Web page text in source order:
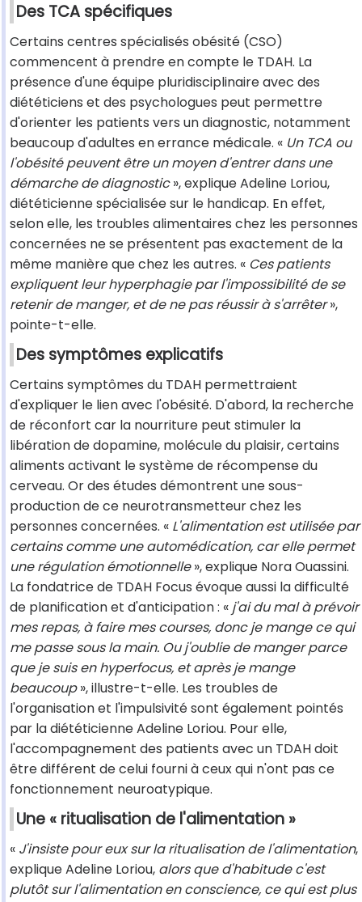
Des TCA spécifiques
Certains centres spécialisés obésité (CSO)
commencent à prendre en compte le TDAH. La
présence d'une équipe pluridisciplinaire avec des
diététiciens et des psychologues peut permettre
d'orienter les patients vers un diagnostic, notamment
beaucoup d'adultes en errance médicale. « Un TCA ou
l'obésité peuvent être un moyen d'entrer dans une
démarche de diagnostic», explique Adeline Loriou,
diététicienne spécialisée sur le handicap. En effet,
selon elle, les troubles alimentaires chez les personnes
concernées ne se présentent pas exactement de la
même manière que chez les autres. « Ces patients
expliquent leur hyperphagie par l'impossibilité de se
retenir de manger, et de ne pas réussir à s'arrêter»,
pointe-t-elle.
Des symptômes explicatifs
Certains symptômes du TDAH permettraient
d'expliquer le lien avec l'obésité. D'abord, la recherche
de réconfort car la nourriture peut stimuler la
libération de dopamine, molécule du plaisir, certains
aliments activant le système de récompense du
cerveau. Or des études démontrent une sous-
production de ce neurotransmetteur chez les
personnes concernées. « L'alimentation est utilisée par
certains comme une automédication, car elle permet
une régulation émotionnelle», explique Nora Ouassini.
La fondatrice de TDAH Focus évoque aussi la difficulté
de planification et d'anticipation : « j'ai du mal à prévoir
mes repas, à faire mes courses, donc je mange ce qui
me passe sous la main. Ou j'oublie de manger parce
que je suis en hyperfocus, et après je mange
beaucoup», illustre-t-elle. Les troubles de
l'organisation et l'impulsivité sont également pointés
par la diététicienne Adeline Loriou. Pour elle,
l'accompagnement des patients avec un TDAH doit
être différent de celui fourni à ceux qui n'ont pas ce
fonctionnement neuroatypique.
Une « ritualisation de l'alimentation »
« J'insiste pour eux sur la ritualisation de l'alimentation,
explique Adeline Loriou, alors que d'habitude c'est
plutôt sur l'alimentation en conscience, ce qui est plus